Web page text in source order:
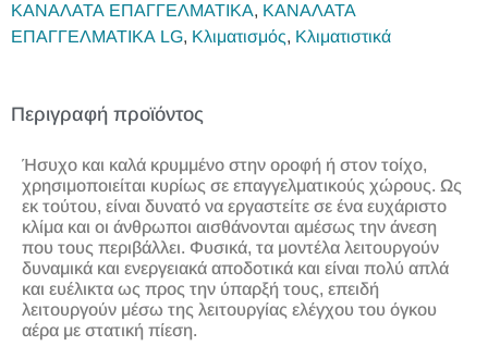
ΚΑΝΑΛΑΤΑ ΕΠΑΓΓΕΛΜΑΤΙΚΑ, ΚΑΝΑΛΑΤΑ
ΕΠΑΓΓΕΛΜΑΤΙΚΑ LG, Κλιματισμός, Κλιματιστικά
Περιγραφή προϊόντος
Ήσυχο και καλά κρυμμένο στην οροφή ή στον τοίχο,
χρησιμοποιείται κυρίως σε επαγγελματικούς χώρους. Ως
εκ τούτου, είναι δυνατό να εργαστείτε σε ένα ευχάριστο
κλίμα και οι άνθρωποι αισθάνονται αμέσως την άνεση
που τους περιβάλλει. Φυσικά, τα μοντέλα λειτουργούν
δυναμικά και ενεργειακά αποδοτικά και είναι πολύ απλά
και ευέλικτα ως προς την ύπαρξή τους, επειδή
λειτουργούν μέσω της λειτουργίας ελέγχου του όγκου
αέρα με στατική πίεση.